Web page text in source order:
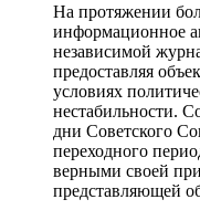
На протяжении
информационное
независимой
предоставляя
условиях
нестабильности.
дни Советского
переходного
верными своей
представляющей